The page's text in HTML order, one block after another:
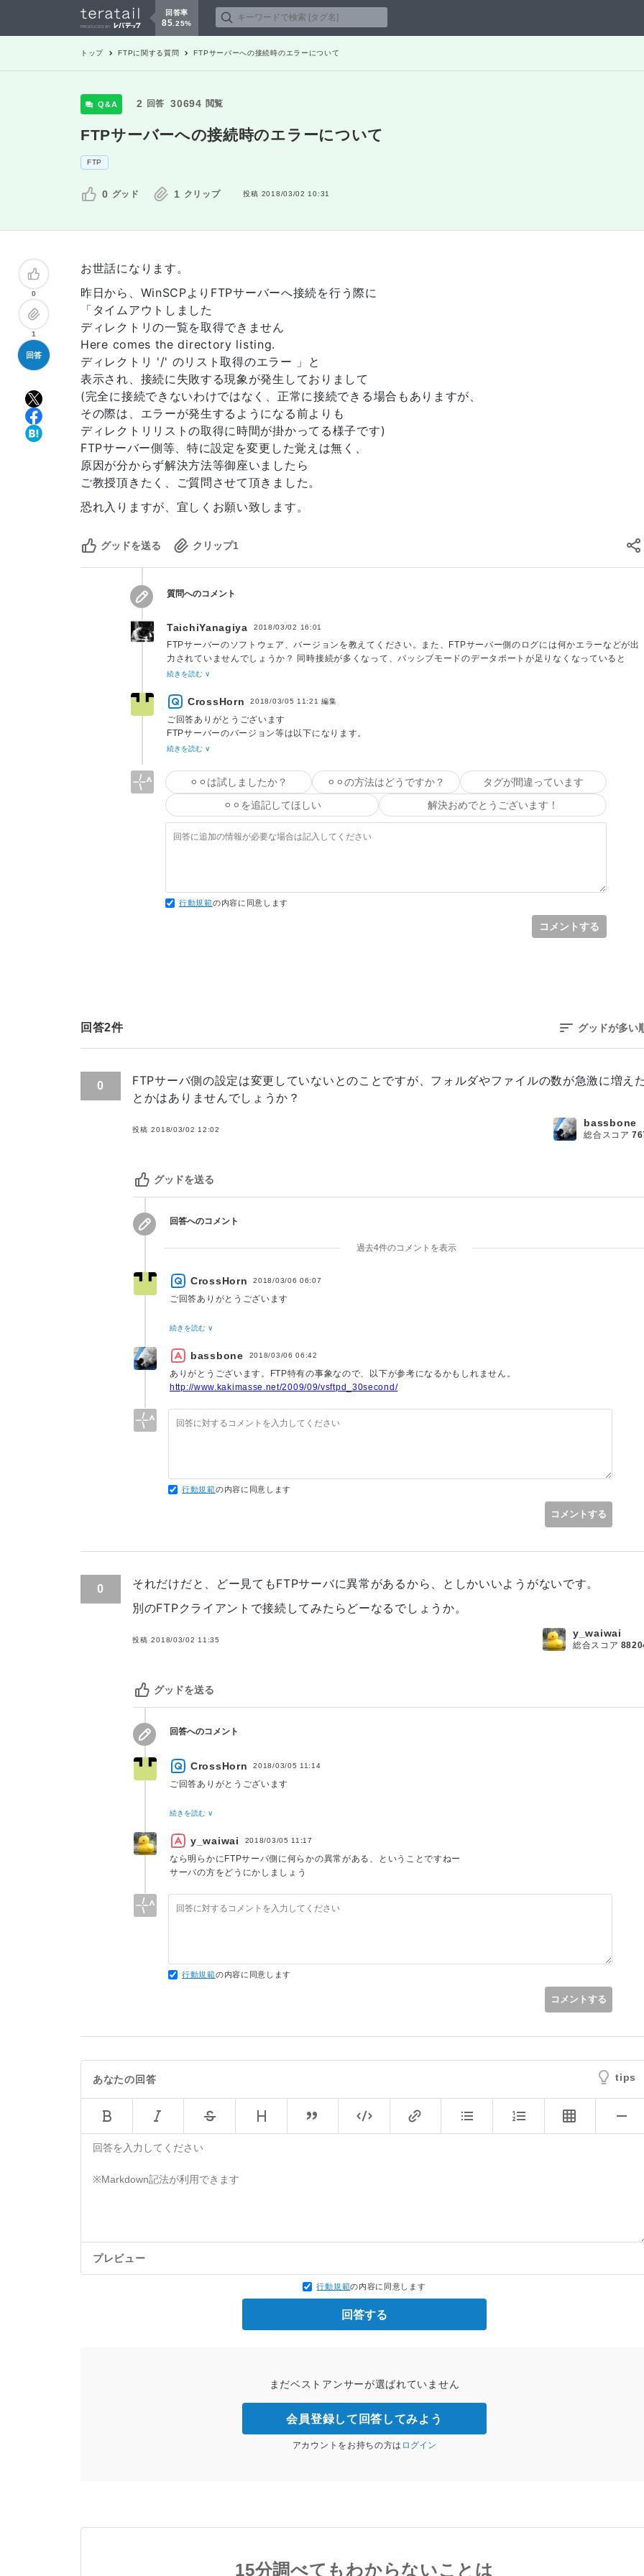
回答率
85 25%
トップ FTPに関する質問 FTPサーバーへの接続時のエラーについて
Q&A 2 回答 30694 閲覧
FTPサーバーへの接続時のエラーについて
FTP
0 グッド 1 クリップ 投稿 2018/03/02 10:31
0
1
回答
お世話になります。
昨日から、WinSCPよりFTPサーバーへ接続を行う際に
「タイムアウトしました
ディレクトリの一覧を取得できません
Here comes the directory listing.
ディレクトリ '/' のリスト取得のエラー 」と
表示され、接続に失敗する現象が発生しておりまして
(完全に接続できないわけではなく、正常に接続できる場合もありますが、
その際は、エラーが発生するようになる前よりも
ディレクトリリストの取得に時間が掛かってる様子です)
FTPサーバー側等、特に設定を変更した覚えは無く、
原因が分からず解決方法等御座いましたら
ご教授頂きたく、ご質問させて頂きました。
恐れ入りますが、宜しくお願い致します。
グッドを送る クリップ1
質問へのコメント
TaichiYanagiya 2018/03/02 16:01
FTPサーバーのソフトウェア、バージョンを教えてください。また、FTPサーバー側のログには何かエラーなどが出
力されていませんでしょうか？ 同時接続が多くなって、パッシブモードのデータポートが足りなくなっていると
か？
続きを読む ∨
CrossHorn 2018/03/05 11:21 編集
ご回答ありがとうございます
FTPサーバーのバージョン等は以下になります。
・CentOS release 5.11 (Final)
FTPサーバー側では特にエラー等出力されている様子はなさそうです。
FTPサーバーを利用しているのは自分も含めて3～4人程で、
同時接続してる可能性は低いと思います。
続きを読む ∨
⚪︎⚪︎は試しましたか？ ⚪︎⚪︎の方法はどうですか？
タグが間違っています
⚪︎⚪︎を追記してほしい
解決おめでとうございます！
行動規範の内容に同意します
コメントする
回答2件 グッドが多い
0
FTPサーバ側の設定は変更していないとのことですが、フォルダやファイルの数が急激に増えた
とかはありませんでしょうか？
投稿 2018/03/02 12:02
bassbone
総合スコア
グッドを送る
回答へのコメント
過去4件のコメントを表示
CrossHorn 2018/03/06 06:07
ご回答ありがとうございます
FTP以外の手段ですと「 http 」での接続に関しましては
接続できています。
「 ssh 」での接続に関しては、「 TereTerm 」を使用して
普段から接続することが多いのですが、そちらも問題なく
接続できている状態です。
該当サーバーに対するコミット等も正常に行えている状態です。
続きを読む ∨
bassbone 2018/03/06 06:42
http://www.kakimasse.net/2009/09/vsftpd_30second/
行動規範の内容に同意します
コメントする
0
それだけだと、どー見てもFTPサーバに異常があるから、としかいいようがないです。
別のFTPクライアントで接続してみたらどーなるでしょうか。
投稿 2018/03/02 11:35
y_waiwai
総合スコア
グッドを送る
回答へのコメント
CrossHorn 2018/03/05 11:14
ご回答ありがとうございます
[ WinSCP ]の代わりに[ FFFTP ]を使用したところ、
ただ、ファイルをアップロード後にサーバー側で
アップロードしたファイルを開くと、記載されている内容が
途中までしか記載されてない等の現象が起きます。
(正常にアップロード出来てない？)
続きを読む ∨
y_waiwai 2018/03/05 11:17
なら明らかにFTPサーバ側に何らかの異常がある、ということですねー
サーバの方をどうにかしましょう
行動規範の内容に同意します
コメントする
あなたの回答 tips
プレビュー
行動規範の内容に同意します
回答する
まだベストアンサーが選ばれていません
会員登録して回答してみよう
アカウントをお持ちの方は ログイン
15分調べてもわからないことは